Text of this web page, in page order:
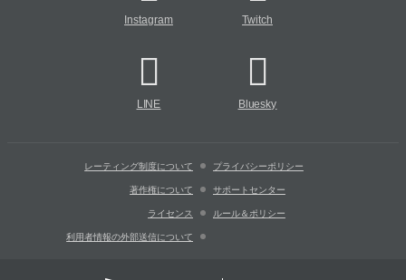
Instagram Twitch
LINE Bluesky
レーティング制度について プライバシーポリシー
著作権について サポートセンター
ライセンス ルール＆ポリシー
利用者情報の外部送信について